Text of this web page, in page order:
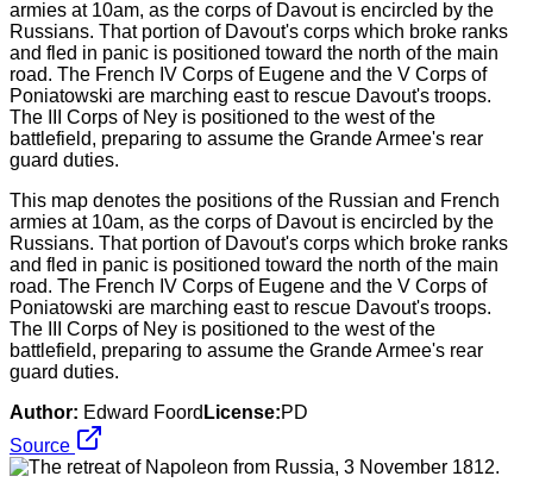
This map denotes the positions of the Russian and French
armies at 10am, as the corps of Davout is encircled by the
Russians. That portion of Davout's corps which broke ranks
and fled in panic is positioned toward the north of the main
road. The French IV Corps of Eugene and the V Corps of
Poniatowski are marching east to rescue Davout's troops.
The III Corps of Ney is positioned to the west of the
battlefield, preparing to assume the Grande Armee's rear
guard duties.
Author: Edward Foord License:PD
Source